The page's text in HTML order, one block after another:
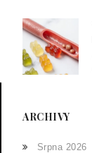
ARCHIVY
Srpna 2026